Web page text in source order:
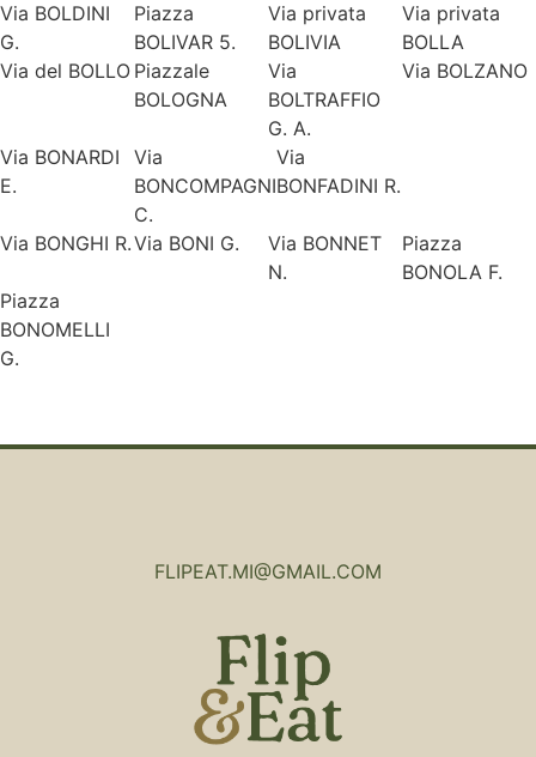
Via BOLDINI
G.
Piazza
BOLIVAR 5.
Via privata
BOLIVIA
Via privata
BOLLA
Via del BOLLO Piazzale
BOLOGNA
Via
BOLTRAFFIO
G. A.
Via BOLZANO
Via BONARDI
E.
Via
BONCOMPAGNI
C.
Via
BONFADINI R.
Via BONGHI R.Via BONI G.
Via BONNET
N.
Piazza
BONOLA F.
Piazza
BONOMELLI
G.
FLIPEAT.MI@GMAIL.COM